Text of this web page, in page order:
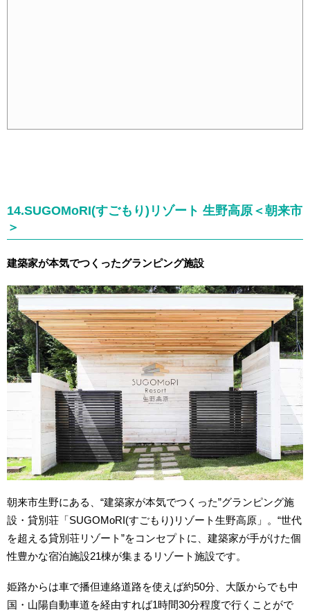
14.SUGOMoRI(すごもり)リゾート 生野高原＜朝来市
＞
建築家が本気でつくったグランピング施設
朝来市生野にある、“建築家が本気でつくった”グランピング施
設・貸別荘「SUGOMoRI(すごもり)リゾート生野高原」。“世代
を超える貸別荘リゾート”をコ ンセプトに、建築家が手がけた個
性豊かな宿泊施設21棟が集まるリゾート施設です。
姫路からは車で播但連絡道路を使えば約50分、大阪からでも中
国・山陽自動車道を経由すれば1時間30分程度で行くことがで